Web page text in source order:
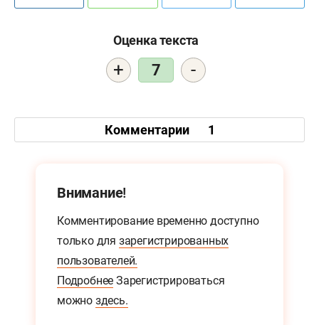
Оценка текста
+ 7 -
Комментарии 1
Внимание!
Комментирование временно доступно
только для зарегистрированных
пользователей.
Подробнее Зарегистрироваться
можно здесь.